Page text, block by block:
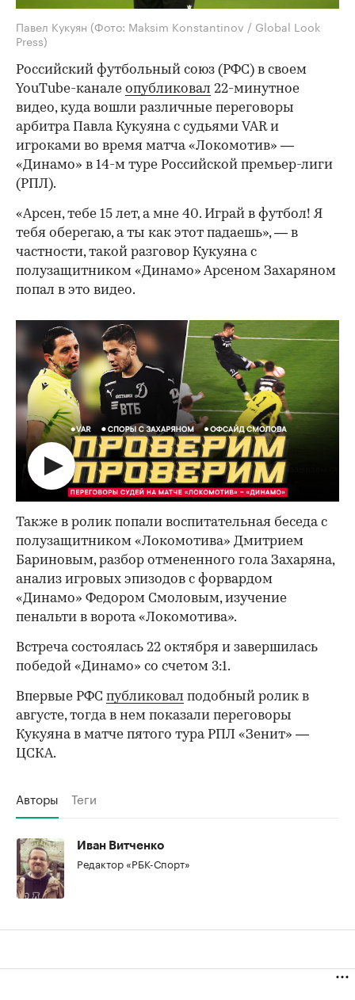
Павел Кукуян (Фото: Maksim Konstantinov / Global Look
Press)
Российский футбольный союз (РФС) в своем
YouTube-канале опубликовал 22-минутное
видео, куда вошли различные переговоры
арбитра Павла Кукуяна с судьями VAR и
игроками во время матча «Локомотив» —
«Динамо» в 14-м туре Российской премьер-лиги
(РПЛ).
«Арсен, тебе 15 лет, а мне 40. Играй в футбол! Я
тебя оберегаю, а ты как этот падаешь», — в
частности, такой разговор Кукуяна с
полузащитником «Динамо» Арсеном Захаряном
попал в это видео.
Также в ролик попали воспитательная беседа с
полузащитником «Локомотива» Дмитрием
Бариновым, разбор отмененного гола Захаряна,
анализ игровых эпизодов с форвардом
«Динамо» Федором Смоловым, изучение
пенальти в ворота «Локомотива».
Встреча состоялась 22 октября и завершилась
победой «Динамо» со счетом 3:1.
Впервые РФС публиковал подобный ролик в
августе, тогда в нем показали переговоры
Кукуяна в матче пятого тура РПЛ «Зенит» —
ЦСКА.
Авторы Теги
Иван Витченко
Редактор «РБК-Спорт»